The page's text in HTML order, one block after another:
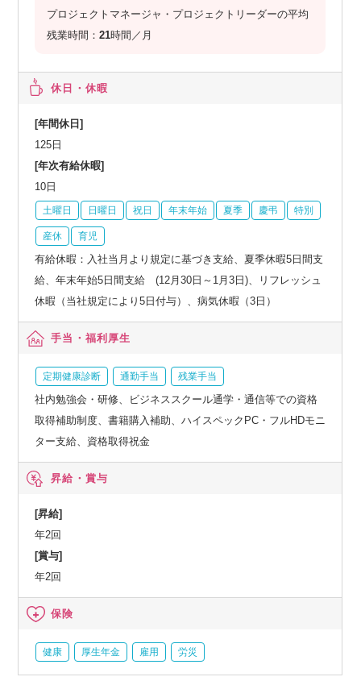
プロジェクトマネージャ・プロジェクトリーダーの平均
残業時間：21時間／月
休日・休暇
[年間休日]
125日
[年次有給休暇]
10日
土曜日 日曜日 祝日 年末年始 夏季 慶弔 特別
産休 育児
有給休暇：入社当月より規定に基づき支給、夏季休暇5日間支
給、年末年始5日間支給 (12月30日～1月3日)、リフレッシュ
休暇（当社規定により5日付与）、病気休暇（3日）
手当・福利厚生
定期健康診断 通勤手当 残業手当
社内勉強会・研修、ビジネススクール通学・通信等での資格
取得補助制度、書籍購入補助、ハイスペックPC・フルHDモニ
ター支給、資格取得祝金
昇給・賞与
[昇給]
年2回
[賞与]
年2回
保険
健康 厚生年金 雇用 労災